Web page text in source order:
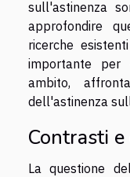
sull'astinenza
approfondire
ricerche
importante per
ambito,
dell'astinenza
Contrasti
La questione